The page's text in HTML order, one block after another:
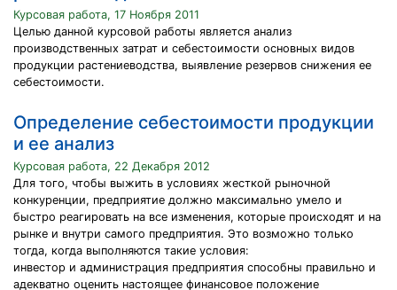
Курсовая работа, 17 Ноября 2011
Целью данной курсовой работы является анализ
производственных затрат и себестоимости основных видов
продукции растениеводства, выявление резервов снижения ее
себестоимости.
Определение себестоимости продукции
и ее анализ
Курсовая работа, 22 Декабря 2012
Для того, чтобы выжить в условиях жесткой рыночной
конкуренции, предприятие должно максимально умело и
быстро реагировать на все изменения, которые происходят и на
рынке и внутри самого предприятия. Это возможно только
тогда, когда выполняются такие условия:
инвестор и администрация предприятия способны правильно и
адекватно оценить настоящее финансовое положение